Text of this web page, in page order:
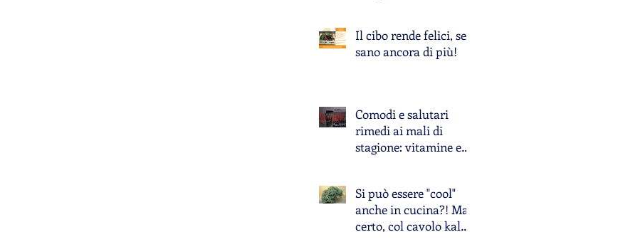
Il cibo rende felici, se è
sano ancora di più!
Comodi e salutari
rimedi ai mali di
stagione: vitamine e
Si può essere "cool"
anche in cucina?! Ma
certo, col cavolo kale